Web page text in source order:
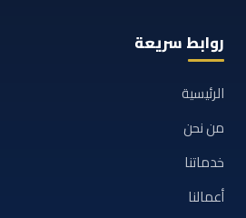
روابط سريعة
الرئيسية
من نحن
خدماتنا
أعمالنا